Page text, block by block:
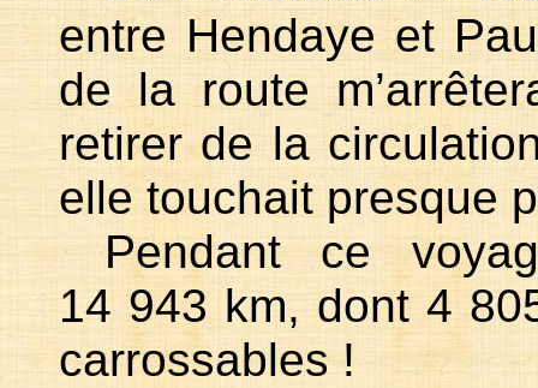
entre Hendaye et
de la route
retirer de la
elle touchait presque
Pendant ce
14 943 km, dont 4
carrossables !